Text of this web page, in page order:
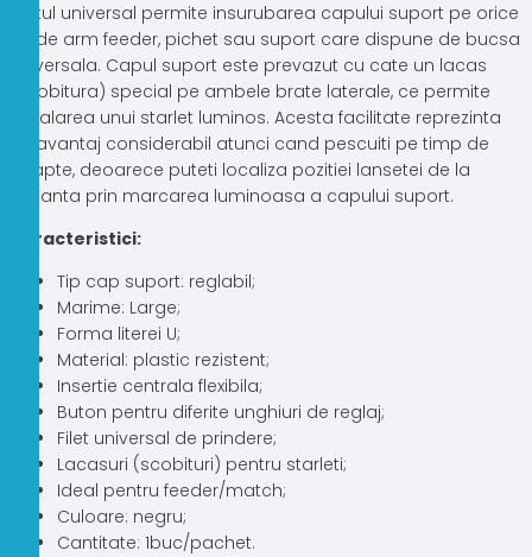
Filetul universal permite insurubarea capului suport pe orice
tip de arm feeder, pichet sau suport care dispune de bucsa
universala. Capul suport este prevazut cu cate un lacas
(scobitura) special pe ambele brate laterale, ce permite
instalarea unui starlet luminos. Acesta facilitate reprezinta
un avantaj considerabil atunci cand pescuiti pe timp de
noapte, deoarece puteti localiza pozitiei lansetei de la
distanta prin marcarea luminoasa a capului suport.
Caracteristici:
Tip cap suport: reglabil;
Marime: Large;
Forma literei U;
Material: plastic rezistent;
Insertie centrala flexibila;
Buton pentru diferite unghiuri de reglaj;
Filet universal de prindere;
Lacasuri (scobituri) pentru starleti;
Ideal pentru feeder/match;
Culoare: negru;
Cantitate: 1buc/pachet.